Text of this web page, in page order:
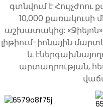
գտնվում է
10,000
աշխատակից:
լիթիում-իոնային
և
արտադրության,